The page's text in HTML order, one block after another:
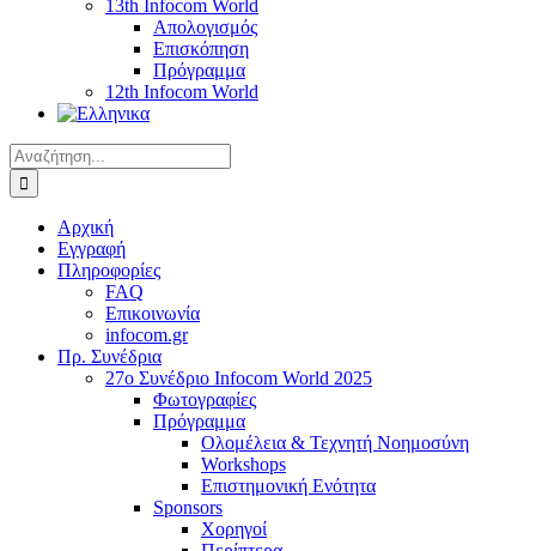
13th Infocom World
Απολογισμός
Επισκόπηση
Πρόγραμμα
12th Infocom World
Αναζήτηση
για:
Αρχική
Εγγραφή
Πληροφορίες
FAQ
Επικοινωνία
infocom.gr
Πρ. Συνέδρια
27o Συνέδριο Infocom World 2025
Φωτογραφίες
Πρόγραμμα
Ολομέλεια & Τεχνητή Νοημοσύνη
Workshops
Επιστημονική Ενότητα
Sponsors
Χορηγοί